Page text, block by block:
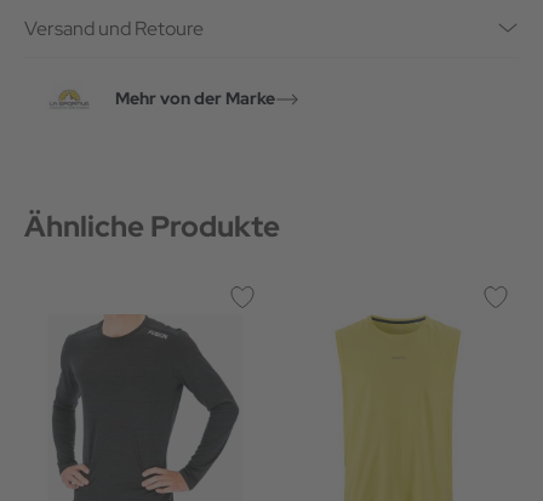
Versand und Retoure
Mehr von der Marke
Ähnliche Produkte